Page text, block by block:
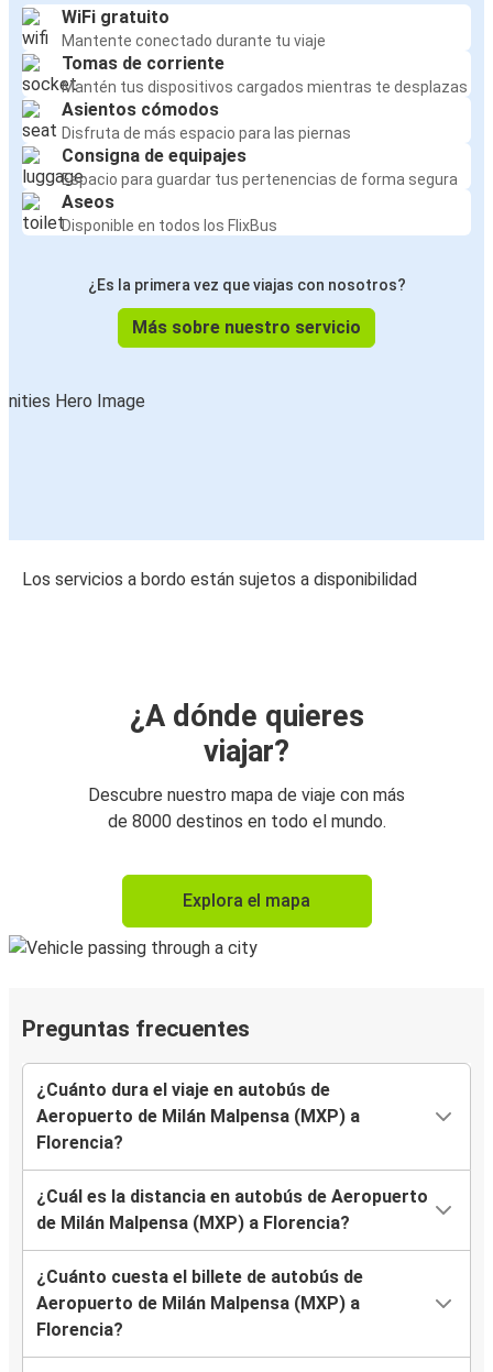
WiFi gratuito
Mantente conectado durante tu viaje
Tomas de corriente
Mantén tus dispositivos cargados mientras te desplazas
Asientos cómodos
Disfruta de más espacio para las piernas
Consigna de equipajes
Espacio para guardar tus pertenencias de forma segura
Aseos
Disponible en todos los FlixBus
¿Es la primera vez que viajas con nosotros?
Más sobre nuestro servicio
Los servicios a bordo están sujetos a disponibilidad
¿A dónde quieres
viajar?
Descubre nuestro mapa de viaje con más
de 8000 destinos en todo el mundo.
Explora el mapa
Preguntas frecuentes
¿Cuánto dura el viaje en autobús de
Aeropuerto de Milán Malpensa (MXP) a
Florencia?
¿Cuál es la distancia en autobús de Aeropuerto
de Milán Malpensa (MXP) a Florencia?
¿Cuánto cuesta el billete de autobús de
Aeropuerto de Milán Malpensa (MXP) a
Florencia?